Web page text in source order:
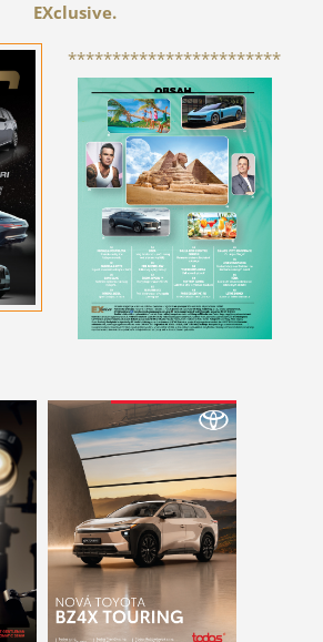
EXclusive.
************************